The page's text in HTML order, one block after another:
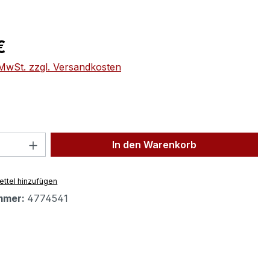
zzgl. Versandkosten
Anzahl: Gib den gewünschten Wert
In den Warenkorb
hinzufügen
4774541